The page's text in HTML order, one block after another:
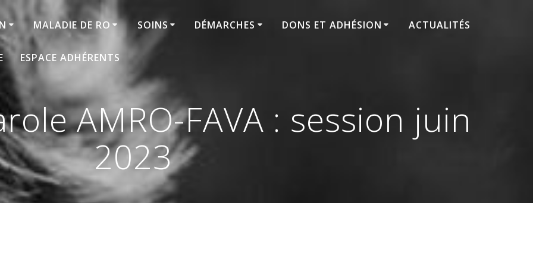
MALADIE DE RO SOINS DÉMARCHES DONS ET ADHÉSION ACTUALITÉS
ESPACE ADHÉRENTS
AMRO-FAVA : session juin
2023